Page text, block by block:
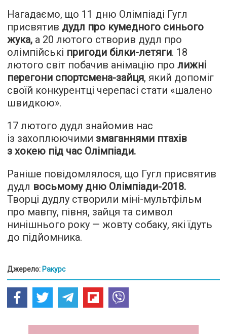
Нагадаємо, що 11 дню Олімпіаді Гугл
присвятив дудл про кумедного синього
жука, а 20 лютого створив дудл про
олімпійські пригоди білки-летяги. 18
лютого світ побачив анімацію про лижні
перегони спортсмена-зайця, який допоміг
своїй конкурентці черепасі стати «шалено
швидкою».
17 лютого дудл знайомив нас
із захоплюючими змаганнями птахів
з хокею під час Олімпіади.
Раніше повідомлялося, що Гугл присвятив
дудл восьмому дню Олімпіади-2018.
Творці дудлу створили міні-мультфільм
про мавпу, півня, зайця та символ
нинішнього року — жовту собаку, які їдуть
до підйомника.
Джерело: Ракурс